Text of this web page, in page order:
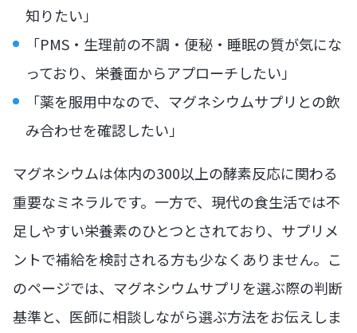
知りたい」
「PMS・生理前の不調・便秘・睡眠の質が気にな
っており、栄養面からアプローチしたい」
「薬を服用中なので、マグネシウムサプリとの飲
み合わせを確認したい」
マグネシウムは体内の300以上の酵素反応に関わる
重要なミネラルです。一方で、現代の食生活では不
足しやすい栄養素のひとつとされており、サプリメ
ントで補給を検討される方も少なくありません。こ
のページでは、マグネシウムサプリを選ぶ際の判断
基準と、医師に相談しながら選ぶ方法をお伝えしま